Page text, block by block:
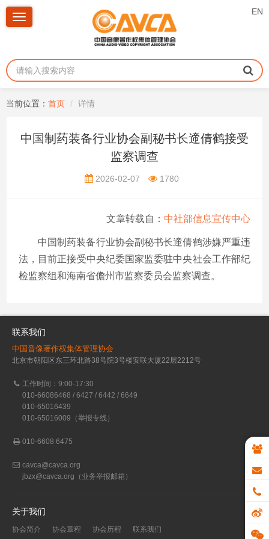
EN
Toggle
当前位置： 首页 详情
中国制药装备行业协会副秘书长遆倩鹤接受
监察调查
2026-02-07 1780
文章转载自： 中社部信息宣传中心
中国制药装备行业协会副秘书长遆倩鹤涉嫌严重违
法，目前正接受中央纪委国家监委驻中央社会工作部纪
检监察组和海南省儋州市监察委员会监察调查。
联系我们
中国音像著作权集体管理协会
北京市朝阳区东三环北路38号院3号楼安联大厦22层2212号
工作时间：9:00-17:30
010-66086468 / 6427 / 6442 / 6649
010-65016439
010-65016009（举报专线）
010-6608 6475
cavca@cavca.org
jbzx@cavca.org （业务举报邮箱）
关于我们
协会简介 协会章程 协会历程 联系我们